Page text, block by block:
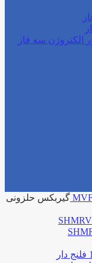
الکتروژن سه فاز
گیربکس حلزونی